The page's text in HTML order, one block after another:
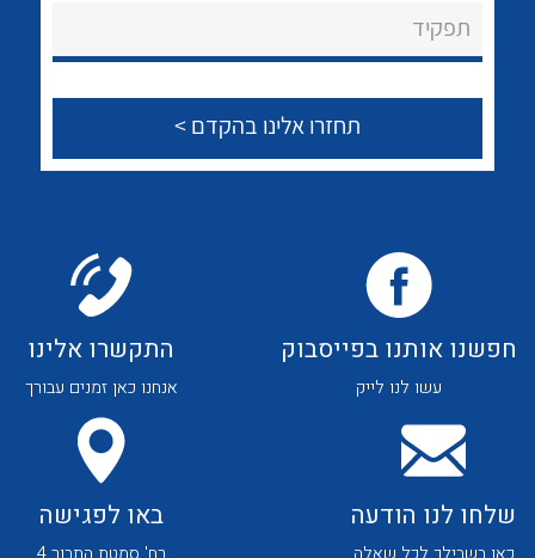
צור קשר
לכל מוצרי היצרן לכל מוצרי היצרן
תפקיד
חפשנו אותנו בפייסבוק
עשו לנו לייק
התקשרו אלינו
אנחנו כאן זמנים עבורך
שלחו לנו הודעה באו לפגישה